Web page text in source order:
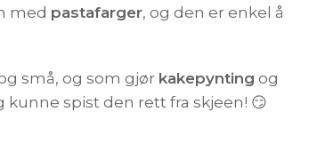
med pastafarger, og den er enkel å
små, og som gjør kakepynting og
spist den rett fra skjeen! 😏